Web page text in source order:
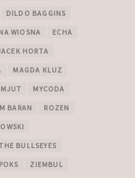
DILDO BAGGINS
WIOSNA ECHA
HORTA
MAGDA KLUZ
MJUT MYCODA
BARAN ROZEN
BULLSEYES
ZIEMBUL